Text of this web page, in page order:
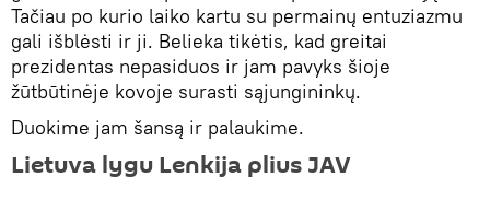
Tačiau po kurio laiko kartu su permainų entuziazmu
gali išblėsti ir ji. Belieka tikėtis, kad greitai
prezidentas nepasiduos ir jam pavyks šioje
žūtbūtinėje kovoje surasti sąjungininkų.
Duokime jam šansą ir palaukime.
Lietuva lygu Lenkija plius JAV